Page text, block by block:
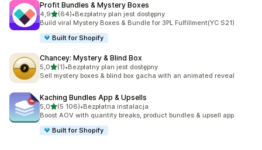
Profit Bundles & Mystery Boxes
4,9na 5 gwiazdek
(64)
Łączna liczba recenzji: 64
•Bezpłatny plan jest dostępny
Build viral Mystery Boxes & Bundle for 3PL Fulfillment(YC S21)
Built for Shopify
Chancey: Mystery & Blind Box
5,0na 5 gwiazdek
(1)
Łączna liczba recenzji: 1
•Bezpłatny plan jest dostępny
Sell mystery boxes & blind box gacha with an animated reveal
Kaching Bundles App & Upsells
5,0na 5 gwiazdek
(5 106)
Łączna liczba recenzji: 5106
•Bezpłatna instalacja
Boost AOV with quantity breaks, product bundles & upsell app
Built for Shopify